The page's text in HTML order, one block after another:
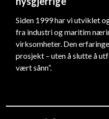
Siden 1999 har vi utviklet
fra industri og maritim
virksomheter. Den
prosjekt – uten å slutte å
vært sånn”.